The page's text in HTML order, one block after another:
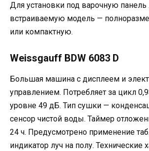
Для установки под варочную
встраиваемую модель —
или компактную.
Weissgauff BDW 6083 D
Большая машина с дисплеем и
управлением. Потребляет за цикл
уровне 49 дБ. Тип сушки —
сенсор чистой воды. Таймер
24 ч. Предусмотрено применение
индикатор луч на полу. Технические